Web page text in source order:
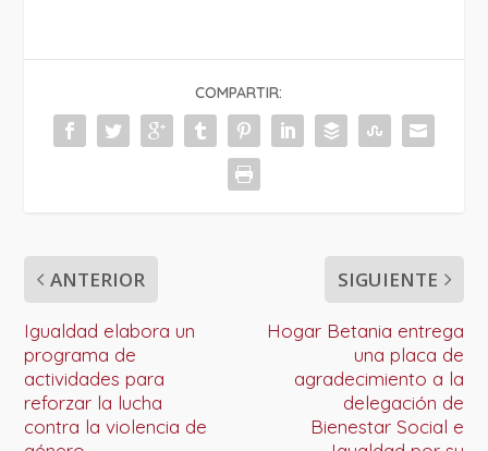
COMPARTIR:
ANTERIOR
Igualdad elabora un
programa de
actividades para
reforzar la lucha
contra la violencia de
SIGUIENTE
Hogar Betania entrega
una placa de
agradecimiento a la
delegación de
Bienestar Social e